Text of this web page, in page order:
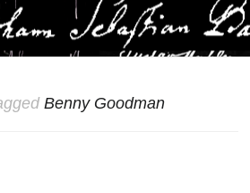
Benny Goodman